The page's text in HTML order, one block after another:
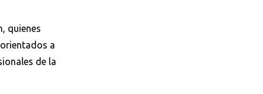
quienes
a
de la